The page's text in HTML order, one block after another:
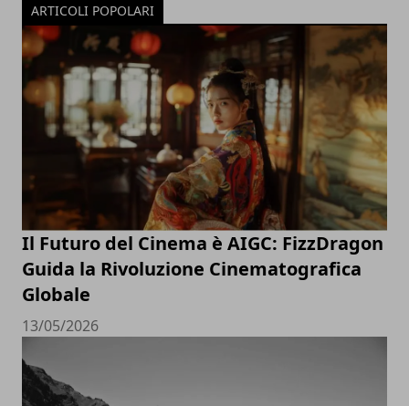
ARTICOLI POPOLARI
Il Futuro del Cinema è AIGC: FizzDragon
Guida la Rivoluzione Cinematografica
Globale
13/05/2026